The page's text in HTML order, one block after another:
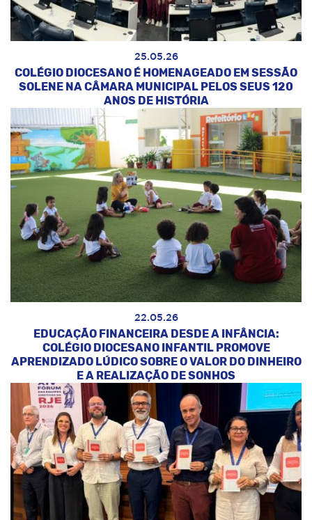
25.05.26
COLÉGIO DIOCESANO É HOMENAGEADO EM SESSÃO
SOLENE NA CÂMARA MUNICIPAL PELOS SEUS 120
ANOS DE HISTÓRIA
22.05.26
EDUCAÇÃO FINANCEIRA DESDE A INFÂNCIA:
COLÉGIO DIOCESANO INFANTIL PROMOVE
APRENDIZADO LÚDICO SOBRE O VALOR DO DINHEIRO
E A REALIZAÇÃO DE SONHOS